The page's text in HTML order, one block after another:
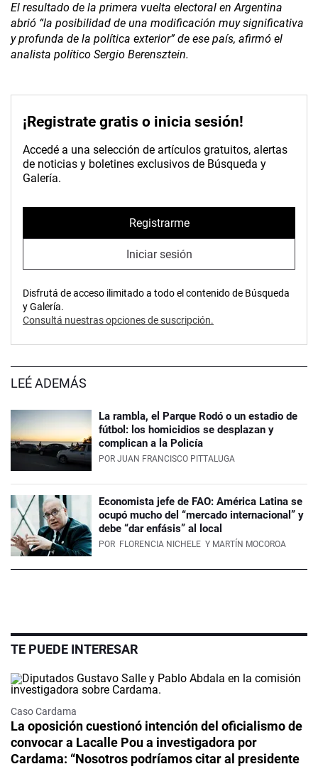
El resultado de la primera vuelta electoral en Argentina
abrió “la posibilidad de una modificación muy significativa
y profunda de la política exterior” de ese país, afirmó el
analista político Sergio Berensztein.
¡Registrate gratis o inicia sesión!
Accedé a una selección de artículos gratuitos, alertas
de noticias y boletines exclusivos de Búsqueda y
Galería.
Registrarme
Iniciar sesión
Disfrutá de acceso ilimitado a todo el contenido de Búsqueda
y Galería.
Consultá nuestras opciones de suscripción.
LEÉ ADEMÁS
La rambla, el Parque Rodó o un estadio de
fútbol: los homicidios se desplazan y
complican a la Policía
POR JUAN FRANCISCO PITTALUGA
Economista jefe de FAO: América Latina se
ocupó mucho del “mercado internacional” y
debe “dar enfásis” al local
POR FLORENCIA NICHELE Y MARTÍN MOCOROA
TE PUEDE INTERESAR
Caso Cardama
La oposición cuestionó intención del oficialismo de
convocar a Lacalle Pou a investigadora por
Cardama: “Nosotros podríamos citar al presidente